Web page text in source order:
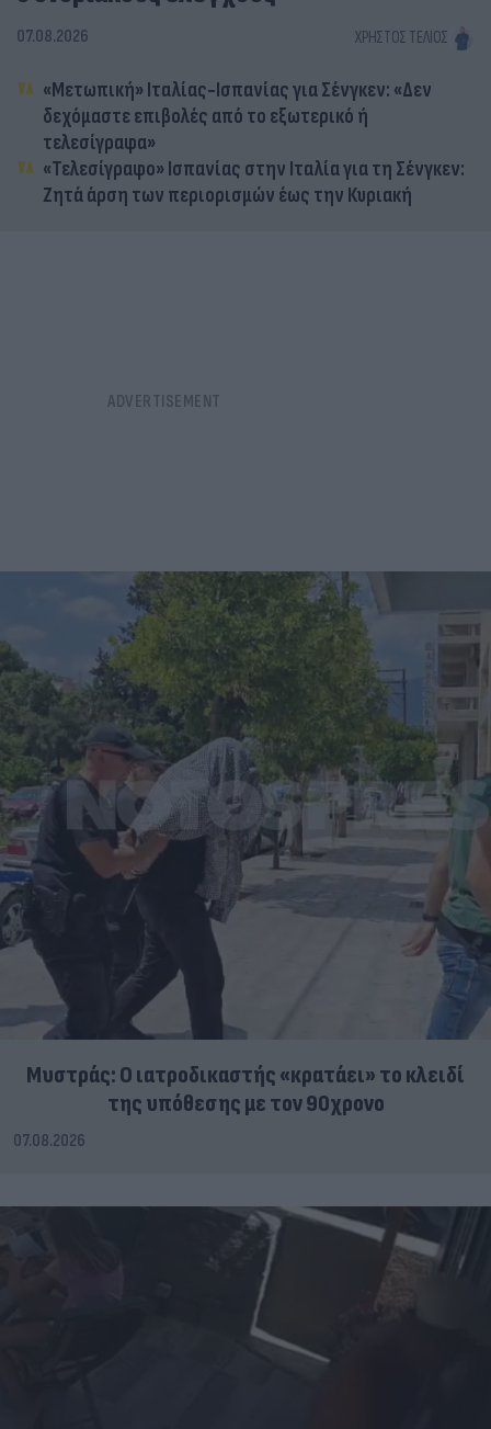
07.08.2026 ΧΡΉΣΤΟΣ ΤΈΛΙΟΣ
«Μετωπική» Ιταλίας-Ισπανίας για Σένγκεν: «Δεν
δεχόμαστε επιβολές από το εξωτερικό ή
τελεσίγραφα»
«Τελεσίγραφο» Ισπανίας στην Ιταλία για τη Σένγκεν:
Ζητά άρση των περιορισμών έως την Κυριακή
Μυστράς: Ο ιατροδικαστής «κρατάει» το κλειδί
της υπόθεσης με τον 90χρονο
07.08.2026